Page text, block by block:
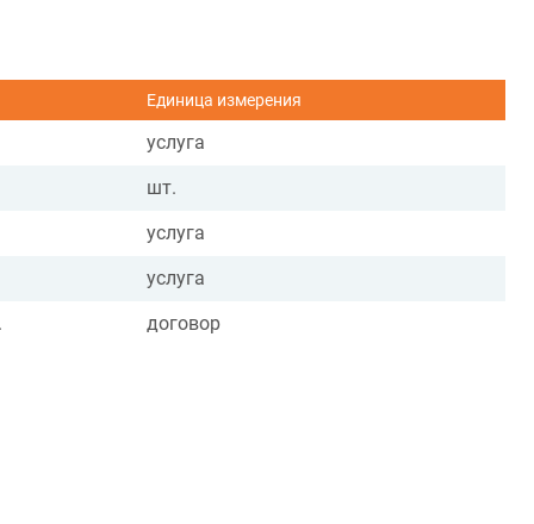
Единица измерения
услуга
шт.
услуга
услуга
договор